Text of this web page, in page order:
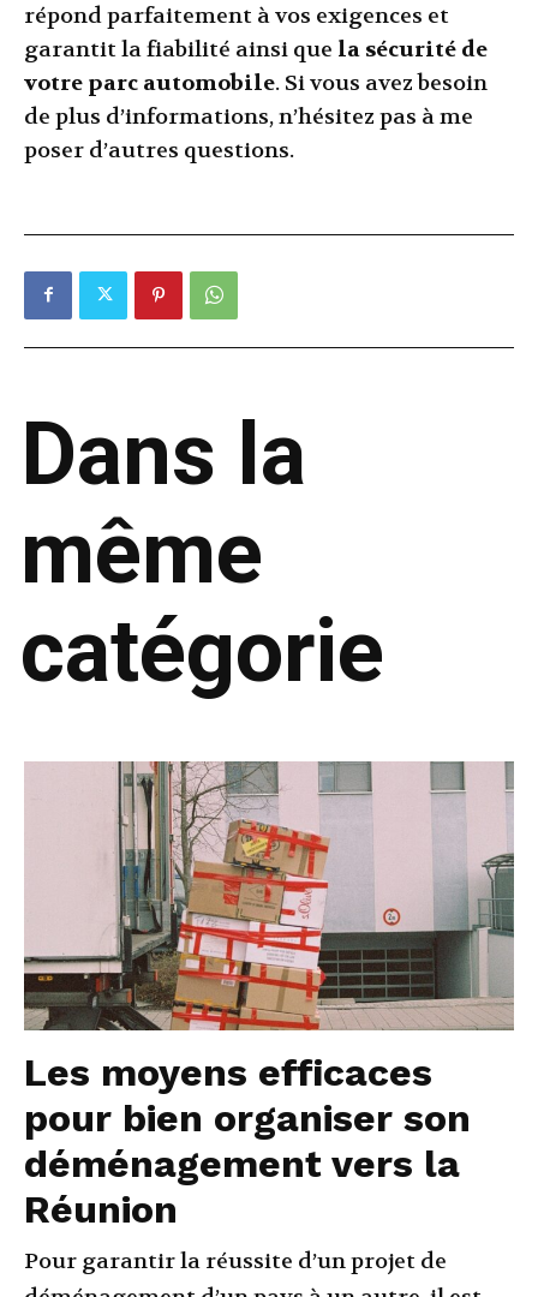
répond parfaitement à vos exigences et
garantit la fiabilité ainsi que la sécurité de
votre parc automobile. Si vous avez besoin
de plus d’informations, n’hésitez pas à me
poser d’autres questions.
Dans la
même
catégorie
Les moyens efficaces
pour bien organiser son
déménagement vers la
Réunion
Pour garantir la réussite d’un projet de